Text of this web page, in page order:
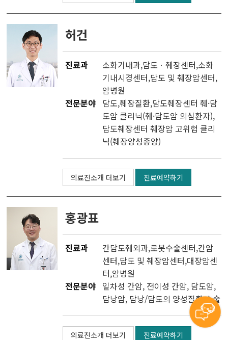
허건
진료과 소화기내과,담도ㆍ췌장센터,소화
기내시경센터,담도 및 췌장암센터,
암병원
전문분야 담도,췌장질환,담도췌장센터 췌·담
도암 클리닉(췌·담도암 의심환자),
담도췌장센터 췌장암 고위험 클리
닉(췌장양성종양)
의료진소개 더보기 진료예약하기
홍광표
진료과 간담도췌외과,로봇수술센터,간암
센터,담도 및 췌장암센터,대장암센
터,암병원
전문분야 일차성 간암, 전이성 간암, 담도암,
담낭암, 담낭/담도의 양성질환 수술
의료진소개 더보기 진료예약하기